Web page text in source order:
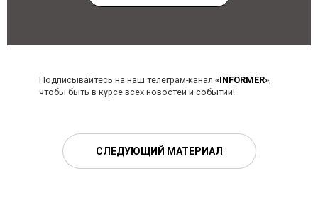
Подписывайтесь на наш телеграм-канал «INFORMER»,
чтобы быть в курсе всех новостей и событий!
СЛЕДУЮЩИЙ МАТЕРИАЛ